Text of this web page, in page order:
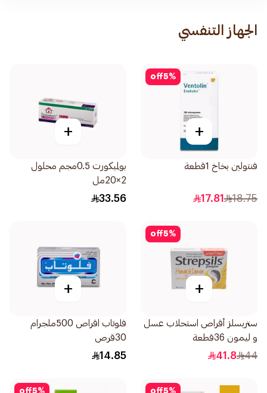
الجهاز التنفسي
5%
off
+
فنتولين بخاخ 1قطعة
18.75
17.81
+
بولميكورت 0.5مجم محلول
2×20مل
33.56
5%
off
+
ستربسلز أقراص استحلاب عسل
و ليمون 36قطعة
44
41.8
+
فلوتاب اقراص 500ملجرام
30قرص
14.85
5%
off
5%
off